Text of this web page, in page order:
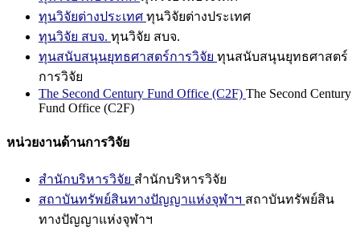
ทุนวิจัยต่างประเทศ ทุนวิจัยต่างประเทศ
ทุนวิจัย สบจ. ทุนวิจัย สบจ.
ทุนสนับสนุนยุทธศาสตร์การวิจัย ทุนสนับสนุนยุทธศาสตร์
การวิจัย
The Second Century Fund Office (C2F) The Second Century
Fund Office (C2F)
หน่วยงานด้านการวิจัย
สำนักบริหารวิจัย สำนักบริหารวิจัย
สถาบันทรัพย์สินทางปัญญาแห่งจุฬาฯ สถาบันทรัพย์สิน
ทางปัญญาแห่งจุฬาฯ